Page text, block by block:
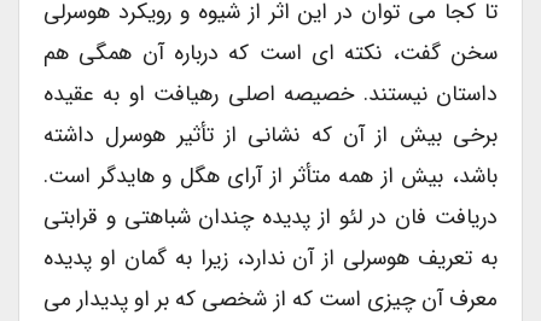
تا کجا می توان در این اثر از شیوه و رویکرد هوسرلی
سخن گفت، نکته ای است که درباره آن همگی هم
داستان نیستند. خصیصه اصلی رهیافت او به عقیده
برخی بیش از آن که نشانی از تأثیر هوسرل داشته
باشد، بیش از همه متأثر از آرای هگل و هایدگر است.
دریافت فان در لئو از پدیده چندان شباهتی و قرابتی
به تعریف هوسرلی از آن ندارد، زیرا به گمان او پدیده
معرف آن چیزی است که از شخصی که بر او پدیدار می